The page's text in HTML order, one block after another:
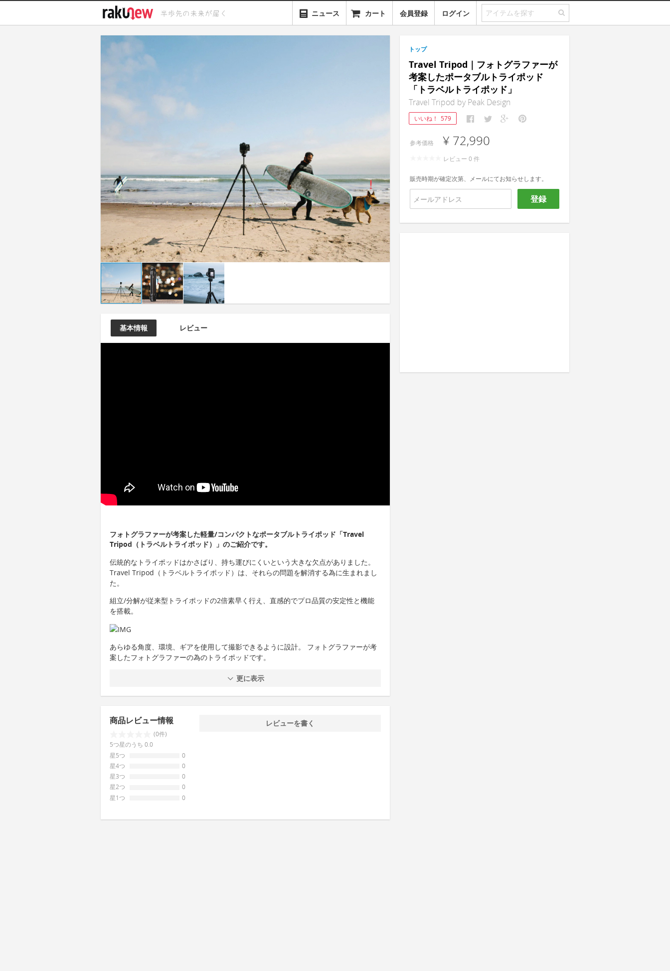
ニュース カート 会員登録 ログイン
基本情報 レビュー
フォトグラファーが考案した軽量/コンパクトなポータブルトライポッド「Travel
Tripod（トラベルトライポッド）」のご紹介です。
伝統的なトライポッドはかさばり、持ち運びにくいという大きな欠点がありました。
Travel Tripod（トラベルトライポッド）は、それらの問題を解消する為に生まれまし
た。
組立/分解が従来型トライポッドの2倍素早く行え、直感的でプロ品質の安定性と機能
を搭載。
あらゆる角度、環境、ギアを使用して撮影できるように設計。 フォトグラファーが考
案したフォトグラファーの為のトライポッドです。
更に表示
商品レビュー情報
(0件)
5つ星のうち 0.0
星5つ
0
星4つ
0
星3つ
0
星2つ
0
星1つ
0
レビューを書く
トップ
Travel Tripod｜フォトグラファーが
考案したポータブルトライポッド
「トラベルトライポッド」
Travel Tripod by Peak Design
いいね！ 579
参考価格 ¥ 72,990
レビュー 0 件
販売時期が確定次第、メールにてお知らせします。
登録